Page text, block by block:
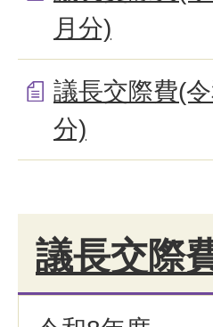
月分)
議長交際費(
分)
議長交際